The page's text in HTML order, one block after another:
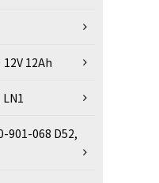
12V 12Ah
LN1
901-068 D52,